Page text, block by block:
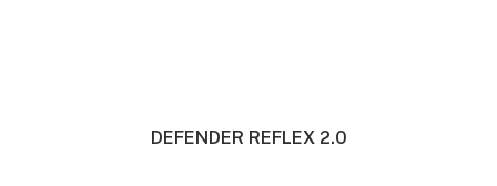
DEFENDER REFLEX 2.0